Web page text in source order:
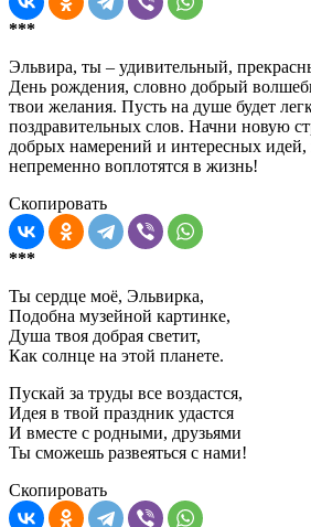
***
Эльвира, ты – удивительный,
День рождения, словно добрый
твои желания. Пусть на душе будет
поздравительных слов. Начни новую
добрых намерений и интересных идей,
непременно воплотятся в жизнь!
Скопировать
***
Ты сердце моё, Эльвирка,
Подобна музейной картинке,
Душа твоя добрая светит,
Как солнце на этой планете.
Пускай за труды все воздастся,
Идея в твой праздник удастся
И вместе с родными, друзьями
Ты сможешь развеяться с нами!
Скопировать